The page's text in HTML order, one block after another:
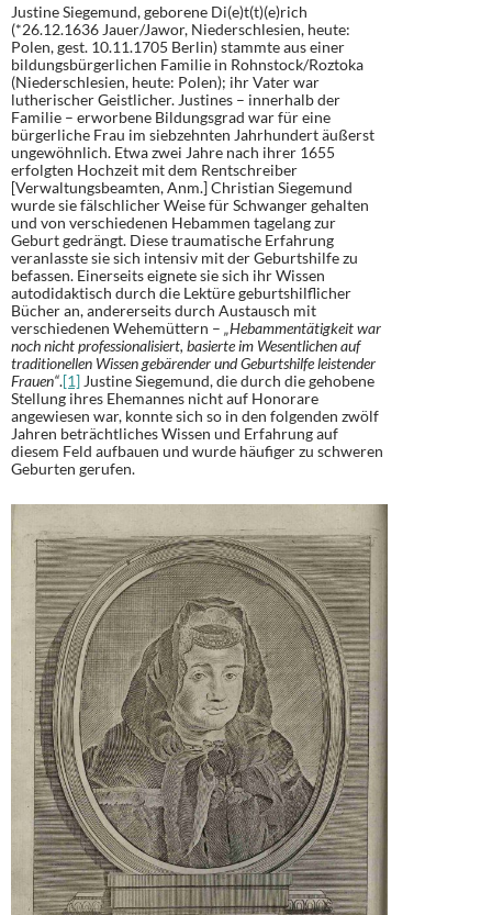
Justine Siegemund, geborene Di(e)t(t)(e)rich
(*26.12.1636 Jauer/Jawor, Niederschlesien, heute:
Polen, gest. 10.11.1705 Berlin) stammte aus einer
bildungsbürgerlichen Familie in Rohnstock/Roztoka
(Niederschlesien, heute: Polen); ihr Vater war
lutherischer Geistlicher. Justines – innerhalb der
Familie – erworbene Bildungsgrad war für eine
bürgerliche Frau im siebzehnten Jahrhundert äußerst
ungewöhnlich. Etwa zwei Jahre nach ihrer 1655
erfolgten Hochzeit mit dem Rentschreiber
[Verwaltungsbeamten, Anm.] Christian Siegemund
wurde sie fälschlicher Weise für Schwanger gehalten
und von verschiedenen Hebammen tagelang zur
Geburt gedrängt. Diese traumatische Erfahrung
veranlasste sie sich intensiv mit der Geburtshilfe zu
befassen. Einerseits eignete sie sich ihr Wissen
autodidaktisch durch die Lektüre geburtshilflicher
Bücher an, andererseits durch Austausch mit
verschiedenen Wehemüttern – „Hebammentätigkeit war
noch nicht professionalisiert, basierte im Wesentlichen auf
traditionellen Wissen gebärender und Geburtshilfe leistender
Frauen“.[1] Justine Siegemund, die durch die gehobene
Stellung ihres Ehemannes nicht auf Honorare
angewiesen war, konnte sich so in den folgenden zwölf
Jahren beträchtliches Wissen und Erfahrung auf
diesem Feld aufbauen und wurde häufiger zu schweren
Geburten gerufen.